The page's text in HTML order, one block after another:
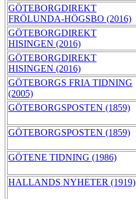
GÖTEBORGDIREKT
FRÖLUNDA-HÖGSBO (2016)
GÖTEBORGDIREKT
HISINGEN (2016)
GÖTEBORGDIREKT
HISINGEN (2016)
GÖTEBORGS FRIA TIDNING
(2005)
GÖTEBORGSPOSTEN (1859)
GÖTEBORGSPOSTEN (1859)
GÖTENE TIDNING (1986)
HALLANDS NYHETER (1919)